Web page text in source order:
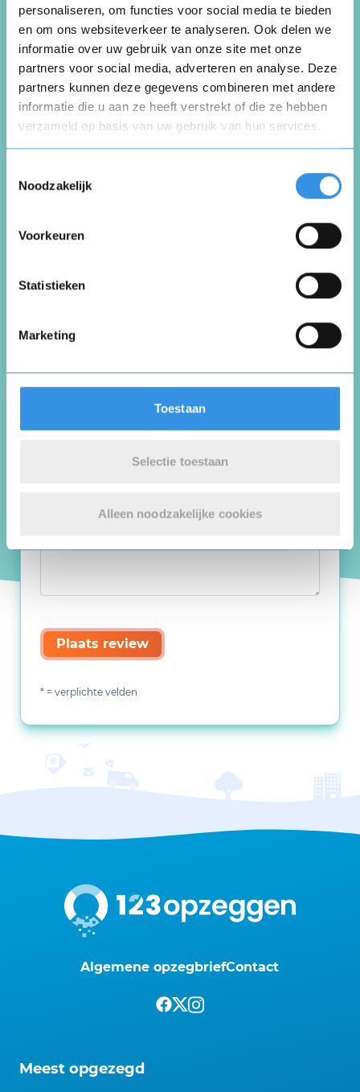
personaliseren, om functies voor social media te bieden
en om ons websiteverkeer te analyseren. Ook delen we
informatie over uw gebruik van onze site met onze
partners voor social media, adverteren en analyse. Deze
partners kunnen deze gegevens combineren met andere
informatie die u aan ze heeft verstrekt of die ze hebben
verzameld op basis van uw gebruik van hun services.
Noodzakelijk
Voorkeuren
Statistieken
Marketing
Toestaan
Selectie toestaan
Alleen noodzakelijke cookies
Schrijf een review over
Zorgeloos Luchtcomfort
Schrijf een review
Plaats review
* = verplichte velden
Algemene opzegbriefContact
Meest opgezegd